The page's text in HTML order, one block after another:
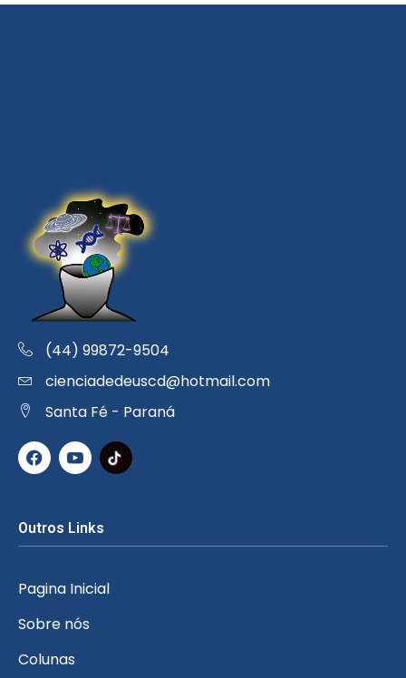
(44) 99872-9504
cienciadedeuscd@hotmail.com
Santa Fé - Paraná
Outros Links
Pagina Inicial
Sobre nós
Colunas